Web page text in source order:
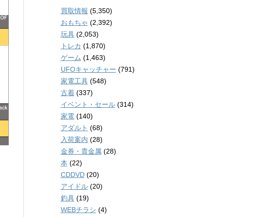
買取情報 (5,350)
おもちゃ (2,392)
玩具(2,053)
トレカ (1,870)
ゲーム (1,463)
UFOキャッチャー (791)
家電工具(548)
古着(337)
イベント・セール(314)
家電(140)
アダルト (68)
入荷案内 (28)
金券・貴金属 (28)
本 (22)
CDDVD(20)
アイドル(20)
釣具(19)
WEBチラシ (4)